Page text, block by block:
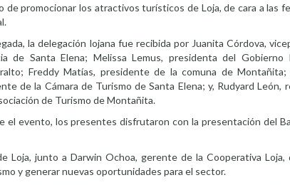
de promocionar los atractivos turísticos de Loja, de cara a las
la delegación lojana fue recibida por Juanita Córdova,
de Santa Elena; Melissa Lemus, presidenta del Gobierno
Freddy Matías, presidente de la comuna de Montañita;
de la Cámara de Turismo de Santa Elena; y, Rudyard León,
de Turismo de Montañita.
el evento, los presentes disfrutaron con la presentación del
Loja, junto a Darwin Ochoa, gerente de la Cooperativa Loja,
y generar nuevas oportunidades para el sector.